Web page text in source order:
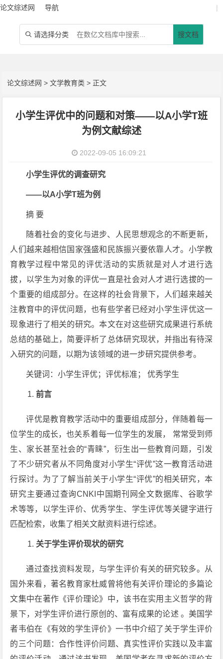
论文综述网 导航 |
 请选择分类 搜文档
论文综述网 >文学教育类 > 正文
小学生评优中的问题和对策——以A小学T班
为例文献综述
2022-09-05 16:09:21
小学生评优的调查研究
——以A小学T班为例
摘 要
随着社会的变化与进步、人民思想观念的不断更新，
人们越来越相信国家强盛和民族振兴要依靠人才。小学教
育教学过程中常见的评优活动的实质就是对人才进行选
拔，以学生为对象的评优一直是社会对人才进行选拔的一
个重要的组成部分。在这样的社会背景下，人们越来越关
注教育中的评优问题，也有些学者已经对小学生评优这一
现象进行了相关的研究。本文在对这些研究成果进行系统
总结的基础上，简要评析了总体研究现状，并指出有待深
入研究的问题，以期为该领域的进一步研究提供参考。
关键词：小学生评优；评优标准； 优秀学生
前言
评优是教育教学活动中的重要组成部分，伴随着每一
位学生的成长，也关系着每一位学生的发展， 常常受到师
生、家长甚至社会的“青睐”，衍生出一些教育问题，引发
了不少研究者从不同角度对小学生“评优”这一教育活动进
行探讨。为了了解当前关于小学生“评优”的相关研究，本
研究主要通过查询CNKI中国期刊网全文数据库、谷歌学
术等等，以学生评价、优秀学生、学生评优等关键字进行
匹配检索，收集了相关文献资料进行综述。
关于学生评价现状的研究
通过查找资料发现，与学生评价有关的研究较多。从
国外来看，著名教育家杜威曾将他有关评价理论的多篇论
文集中在著作《评价理论》中，该书在实用主义哲学的背
景下，对学生评价进行原创的、富有成果的论述 。美国学
者韦伯在《有效的学生评价》一书中介绍了关于学生评价
的三个问题：合作性评价问题、真实性评价实践以及丰富